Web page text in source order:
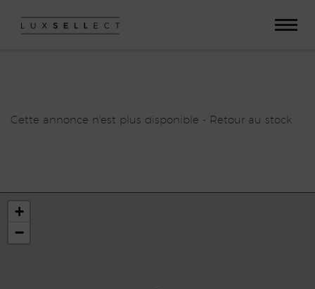
Cette annonce n'est plus disponible - Retour au stock
+
−